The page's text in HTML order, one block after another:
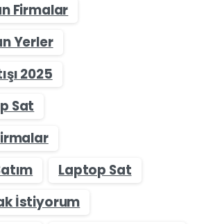
Firmalar
Yerler
2025
Sat
Laptop Sat
İstiyorum